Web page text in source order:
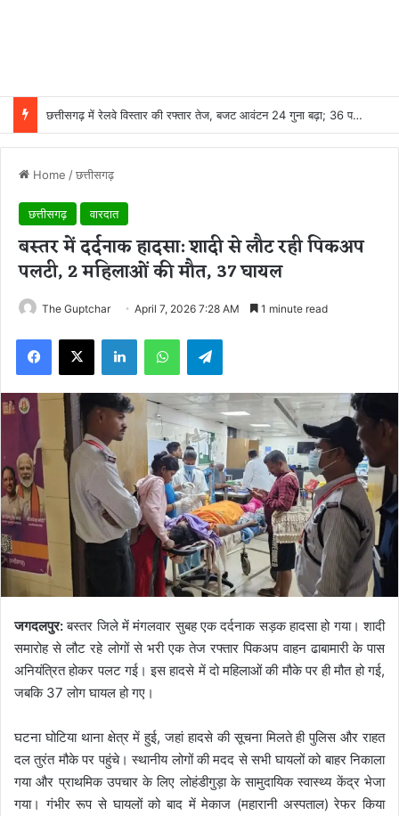
छत्तीसगढ़ में रेलवे विस्तार की रफ्तार तेज, बजट आवंटन 24 गुना बढ़ा; 36 परियोजनाओं पर चल रहा काम
Home /छत्तीसगढ़
छत्तीसगढ़ वारदात
बस्तर में दर्दनाक हादसा: शादी से लौट रही पिकअप
पलटी, 2 महिलाओं की मौत, 37 घायल
The Guptchar April 7, 2026 7:28 AM 1 minute read
जगदलपुर:बस्तर जिले में मंगलवार सुबह एक दर्दनाक सड़क हादसा हो गया। शादी
समारोह से लौट रहे लोगों से भरी एक तेज रफ्तार पिकअप वाहन ढाबामारी के पास
अनियंत्रित होकर पलट गई। इस हादसे में दो महिलाओं की मौके पर ही मौत हो गई,
जबकि 37 लोग घायल हो गए।
घटना घोटिया थाना क्षेत्र में हुई, जहां हादसे की सूचना मिलते ही पुलिस और राहत
दल तुरंत मौके पर पहुंचे। स्थानीय लोगों की मदद से सभी घायलों को बाहर निकाला
गया और प्राथमिक उपचार के लिए लोहंडीगुड़ा के सामुदायिक स्वास्थ्य केंद्र भेजा
गया। गंभीर रूप से घायलों को बाद में मेकाज (महारानी अस्पताल) रेफर किया